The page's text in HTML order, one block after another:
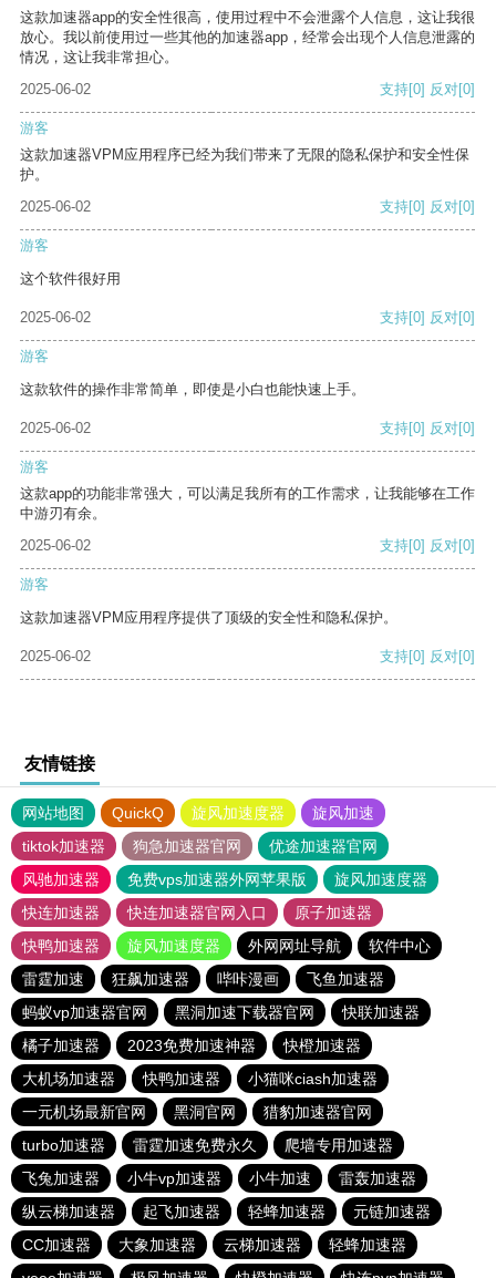
这款加速器app的安全性很高，使用过程中不会泄露个人信息，这让我很
放心。我以前使用过一些其他的加速器app，经常会出现个人信息泄露的
情况，这让我非常担心。
2025-06-02
支持[0] 反对[0]
游客
这款加速器VPM应用程序已经为我们带来了无限的隐私保护和安全性保
护。
2025-06-02
支持[0] 反对[0]
游客
这个软件很好用
2025-06-02 支持[0] 反对[0]
游客
这款软件的操作非常简单，即使是小白也能快速上手。
2025-06-02 支持[0] 反对[0]
游客
这款app的功能非常强大，可以满足我所有的工作需求，让我能够在工作
中游刃有余。
2025-06-02
支持[0] 反对[0]
游客
这款加速器VPM应用程序提供了顶级的安全性和隐私保护。
2025-06-02 支持[0] 反对[0]
友情链接
网站地图 QuickQ 旋风加速度器
旋风加速
tiktok加速器
狗急加速器官网
优途加速器官网
风驰加速器
免费vps加速器外网苹果版
旋风加速度器
快连加速器
快连加速器官网入口
原子加速器
快鸭加速器
旋风加速度器 外网网址导航
软件中心
雷霆加速
狂飙加速器 哔咔漫画
飞鱼加速器
蚂蚁vp加速器官网
黑洞加速下载器官网
快联加速器
橘子加速器
2023免费加速神器
快橙加速器
大机场加速器
快鸭加速器
小猫咪ciash加速器
一元机场最新官网
黑洞官网
猎豹加速器官网
turbo加速器
雷霆加速免费永久
爬墙专用加速器
飞兔加速器
小牛vp加速器 小牛加速
雷轰加速器
纵云梯加速器
起飞加速器 轻蜂加速器
元链加速器
CC加速器
大象加速器 云梯加速器
轻蜂加速器